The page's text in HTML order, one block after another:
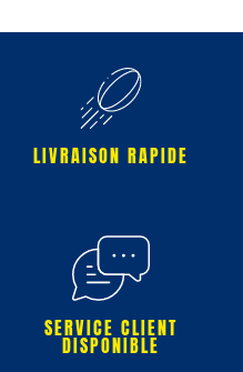
LIVRAISON RAPIDE
SERVICE CLIENT
DISPONIBLE